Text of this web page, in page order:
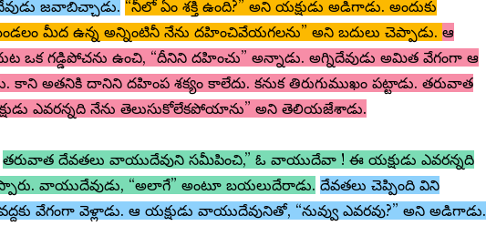
జవాబిచ్చాడు. “నీలో ఏం శక్తి ఉంది?” అని యక్షుడు అడిగాడు. అందుకు
మీద ఉన్న అన్నింటినీ నేను దహించివేయగలను” అని బదులు చెప్పాడు. ఆ
ఒక గడ్డిపోచను ఉంచి, “దీనిని దహించు” అన్నాడు. అగ్నిదేవుడు అమిత వేగంగా ఆ
కాని అతనికి దానిని దహింప శక్యం కాలేదు. కనుక తిరుగుముఖం పట్టాడు. తరువాత
ఎవరన్నది నేను తెలుసుకోలేకపోయాను” అని తెలియజేశాడు.
తరువాత దేవతలు వాయుదేవుని సమీపించి,” ఓ వాయుదేవా ! ఈ యక్షుడు ఎవరన్నది
వాయుదేవుడు, “అలాగే” అంటూ బయలుదేరాడు. దేవతలు చెప్పింది విని
వేగంగా వెళ్లాడు. ఆ యక్షుడు వాయుదేవునితో, “నువ్వు ఎవరవు?” అని అడిగాడు.